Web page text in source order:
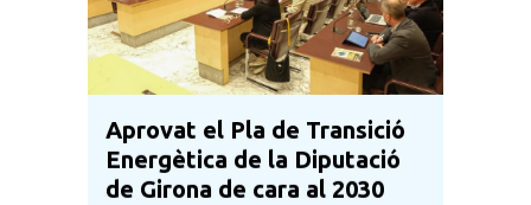
Aprovat el Pla de Transició
Energètica de la Diputació
de Girona de cara al 2030